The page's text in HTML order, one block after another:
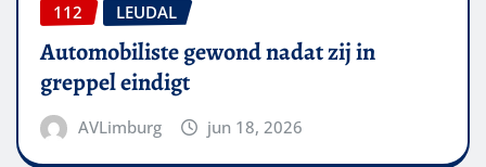
112 LEUDAL
Automobiliste gewond nadat zij in
greppel eindigt
AVLimburg jun 18, 2026